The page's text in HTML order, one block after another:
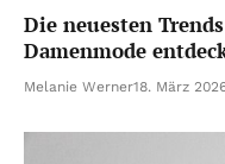
Die neuesten
Damenmode
Melanie Werner18. März